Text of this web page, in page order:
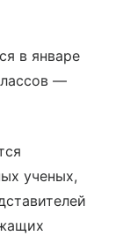
в январе
—
ученых,